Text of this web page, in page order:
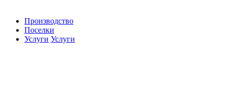
Производство
Поселки
Услуги Услуги